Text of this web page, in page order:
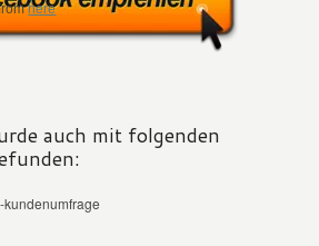
here
auch mit folgenden